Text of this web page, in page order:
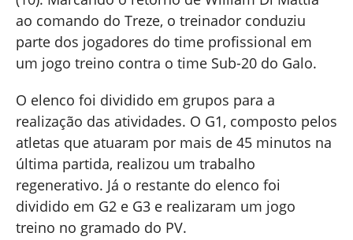
ao comando do Treze, o treinador conduziu
parte dos jogadores do time profissional em
um jogo treino contra o time Sub-20 do Galo.
O elenco foi dividido em grupos para a
realização das atividades. O G1, composto pelos
atletas que atuaram por mais de 45 minutos na
última partida, realizou um trabalho
regenerativo. Já o restante do elenco foi
dividido em G2 e G3 e realizaram um jogo
treino no gramado do PV.